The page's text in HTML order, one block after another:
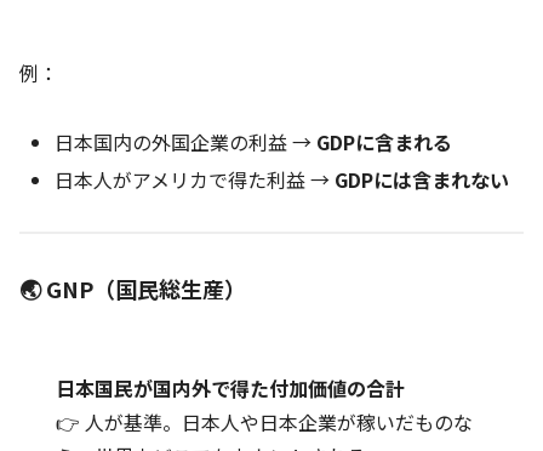
例：
日本国内の外国企業の利益 → GDPに含まれる
日本人がアメリカで得た利益 → GDPには含まれない
🌏 GNP（国民総生産）
日本国民が国内外で得た付加価値の合計
👉 人が基準。日本人や日本企業が稼いだものな